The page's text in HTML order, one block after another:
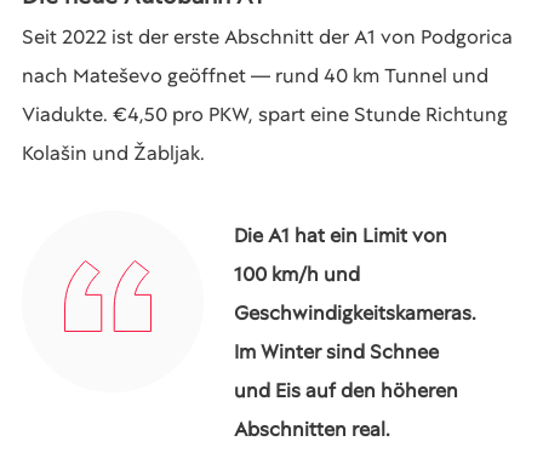
Seit 2022 ist der erste Abschnitt der A1 von Podgorica
nach Mateševo geöffnet — rund 40 km Tunnel und
Viadukte. €4,50 pro PKW, spart eine Stunde Richtung
Kolašin und Žabljak.
Die A1 hat ein Limit von
100 km/h und
Geschwindigkeitskameras.
Im Winter sind Schnee
und Eis auf den höheren
Abschnitten real.